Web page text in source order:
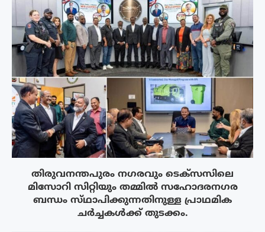
തിരുവനന്തപുരം നഗരവും ടെക്‌സസിലെ
മിസോറി സിറ്റിയും തമ്മിൽ സഹോദരനഗര
ബന്ധം സ്‌ഥാപിക്കുന്നതിനുള്ള പ്രാഥമിക
ചർച്ചകൾക്ക് തുടക്കം.